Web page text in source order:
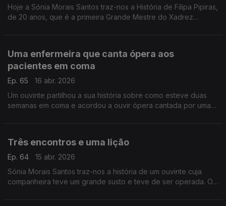
Hoje a Sónia Morais Santos traz-nos a História de Filipa Pipiras,
de 20 anos, que é a primeira Grande Mestre do Xadrez
Uma enfermeira que canta ópera aos
pacientes em coma
Ep. 65
16 abr. 2026
Um ouvinte partilhou a sua história sobre como esteve duas
semanas em coma e acordou a ouvir ópera cantada por uma
Três encontros e uma lição
Ep. 64
15 abr. 2026
Sónia Morais Santos traz-nos a história de um ouvinte cuja
companheira teve um grande susto e teve de ser operada. O